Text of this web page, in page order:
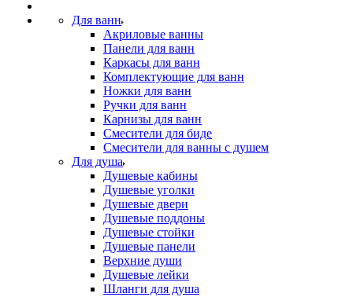
Для ванн
Акриловые ванны
Панели для ванн
Каркасы для ванн
Комплектующие для ванн
Ножки для ванн
Ручки для ванн
Карнизы для ванн
Смесители для биде
Смесители для ванны с душем
Для душа
Душевые кабины
Душевые уголки
Душевые двери
Душевые поддоны
Душевые стойки
Душевые панели
Верхние души
Душевые лейки
Шланги для душа